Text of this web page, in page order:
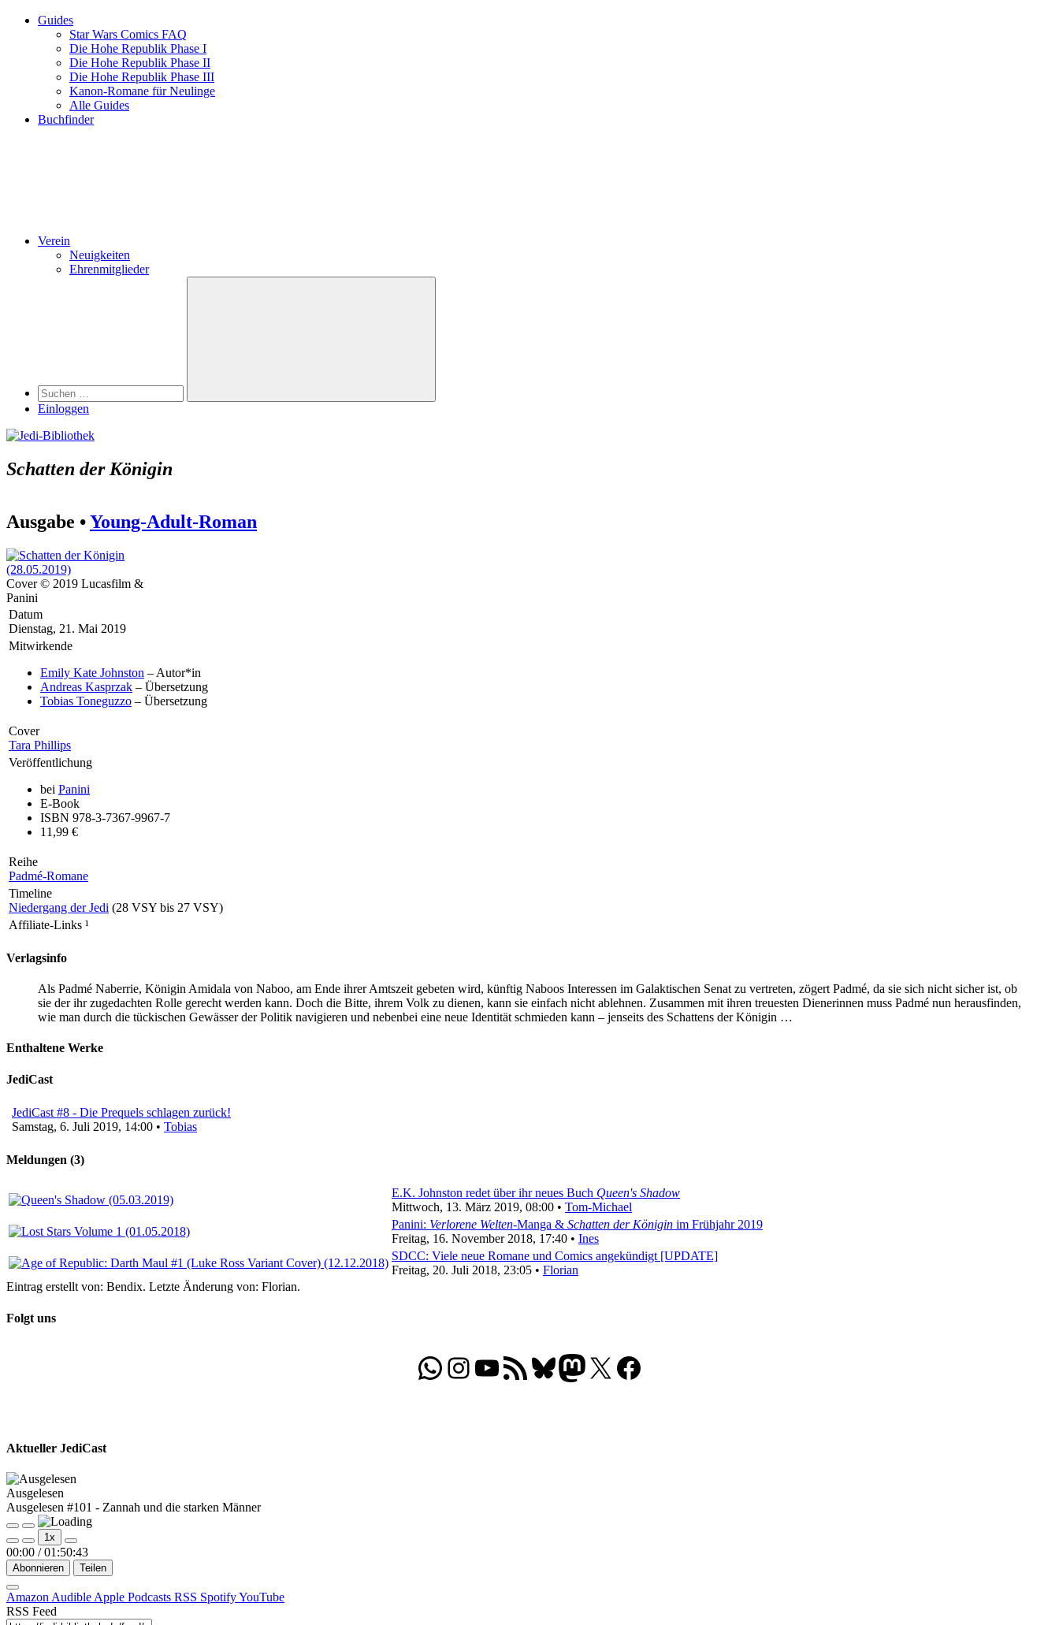
Guides
Star Wars Comics FAQ
Die Hohe Republik Phase I
Die Hohe Republik Phase II
Die Hohe Republik Phase III
Kanon-Romane für Neulinge
Alle Guides
Buchfinder
Verein
Neuigkeiten
Ehrenmitglieder
Suchen
Einloggen
Schatten der Königin
Ausgabe •Young-Adult-Roman
Cover © 2019 Lucasfilm &
Panini
Datum
Dienstag, 21. Mai 2019
Mitwirkende
Emily Kate Johnston – Autor*in
Andreas Kasprzak – Übersetzung
Tobias Toneguzzo – Übersetzung
Cover
Tara Phillips
Veröffentlichung
bei Panini
E-Book
ISBN 978-3-7367-9967-7
11,99 €
Reihe
Padmé-Romane
Timeline
Niedergang der Jedi (28 VSY bis 27 VSY)
Affiliate-Links ¹
Verlagsinfo
Als Padmé Naberrie, Königin Amidala von Naboo, am Ende ihrer Amtszeit gebeten wird, künftig Naboos Interessen im Galaktischen Senat zu vertreten, zögert Padmé, da sie sich nicht sicher ist, ob
sie der ihr zugedachten Rolle gerecht werden kann. Doch die Bitte, ihrem Volk zu dienen, kann sie einfach nicht ablehnen. Zusammen mit ihren treuesten Dienerinnen muss Padmé nun herausfinden,
wie man durch die tückischen Gewässer der Politik navigieren und nebenbei eine neue Identität schmieden kann – jenseits des Schattens der Königin …
Enthaltene Werke
JediCast
JediCast #8 - Die Prequels schlagen zurück!
Samstag, 6. Juli 2019, 14:00 • Tobias
Meldungen (3)
E.K. Johnston redet über ihr neues Buch Queen's Shadow
Mittwoch, 13. März 2019, 08:00 • Tom-Michael
Panini: Verlorene Welten-Manga & Schatten der Königin im Frühjahr 2019
Freitag, 16. November 2018, 17:40 • Ines
SDCC: Viele neue Romane und Comics angekündigt [UPDATE]
Freitag, 20. Juli 2018, 23:05 • Florian
Eintrag erstellt von: Bendix. Letzte Änderung von: Florian.
Folgt uns
WhatsApp
Folgt uns auf Instagram
Besucht unseren YouTube-Kanal
RSS-FeedBluesky
Folgt uns auf Mastodon
X Folgt uns auf Facebook
Aktueller JediCast
Ausgelesen
Ausgelesen #101 - Zannah und die starken Männer
Play
Episode
Pause
Episode
1x
00:00 / 01:50:43
Abonnieren Teilen
Amazon Audible Apple Podcasts RSS SpotifyYouTube
RSS Feed